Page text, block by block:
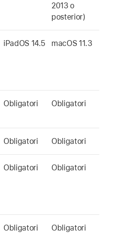
2013 o
posterior)
iPadOS 14.5 macOS 11.3
Obligatori Obligatori
Obligatori Obligatori
Obligatori Obligatori
Obligatori Obligatori